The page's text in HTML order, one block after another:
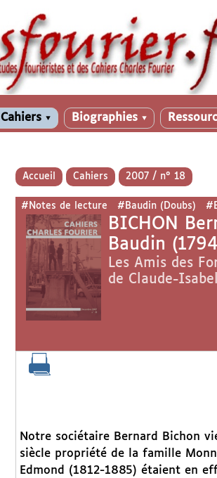
Cahiers ▼ Biographies ▼
Accueil Cahiers 2007 / n° 18
#Notes de lecture #Baudin (Doubs)
BICHON
Baudin
Les Amis des
de Claude-
Notre sociétaire Bernard Bichon
siècle propriété de la famille
Edmond (1812-1885) étaient en